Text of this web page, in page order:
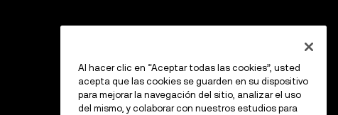
Al hacer clic en “Aceptar todas las cookies”, usted
acepta que las cookies se guarden en su dispositivo
para mejorar la navegación del sitio, analizar el uso
del mismo, y colaborar con nuestros estudios para